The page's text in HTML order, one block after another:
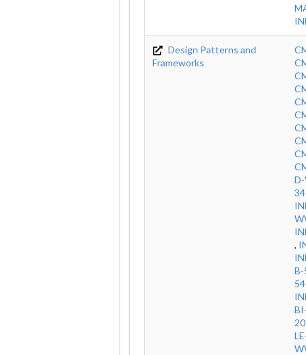
Design Patterns and
Frameworks
,
B-